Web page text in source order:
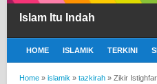
Islam Itu Indah
HOME ISLAMIK TERKINI
Home » islamik » tazkirah » Zikir